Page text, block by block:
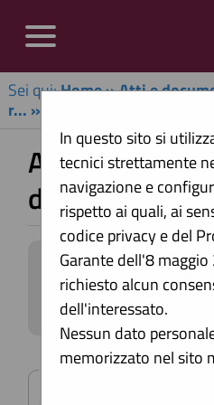
Sei qui:Home»Atti e
r... »
In questo sito si
tecnici strettamente
navigazione e
rispetto ai quali, ai
codice privacy e del
Garante dell'8
richiesto alcun
dell'interessato.
Nessun dato
memorizzato nel sito
Avvisi,
di carattere
All'interno di
consultare avvisi,
carattere
procedure, quali
documentazione
automatizzate
Criteri di ricerca